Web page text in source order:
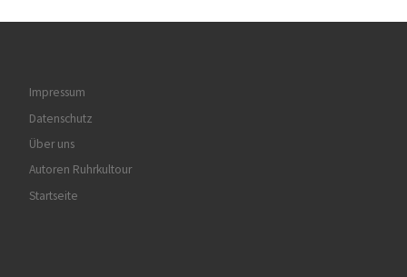
Impressum
Datenschutz
Über uns
Autoren Ruhrkultour
Startseite